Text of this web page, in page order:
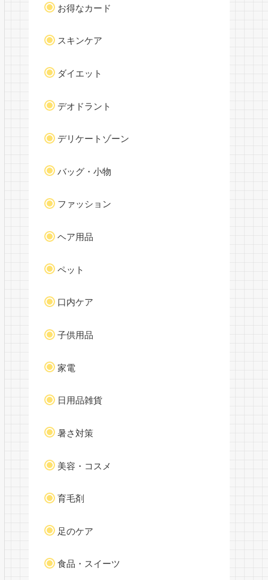
お得なカード
スキンケア
ダイエット
デオドラント
デリケートゾーン
バッグ・小物
ファッション
ヘア用品
ペット
口内ケア
子供用品
家電
日用品雑貨
暑さ対策
美容・コスメ
育毛剤
足のケア
食品・スイーツ